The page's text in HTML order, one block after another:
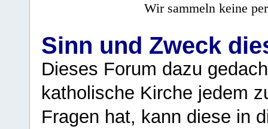
Wir sammeln keine
Sinn und Zweck
Dieses Forum dazu
katholische Kirche jedem
Fragen hat, kann diese in